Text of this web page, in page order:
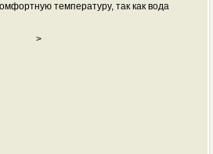
температуру, так как вода
>